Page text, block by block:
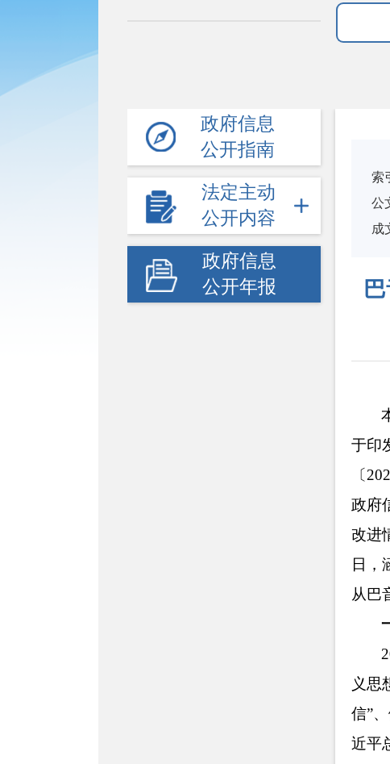
政府信息
公开指南
法定主动
公开内容
政府信息
公开年报
索
公
成
于印
〔
政府
改进
日，
从巴
义思
信”
近平